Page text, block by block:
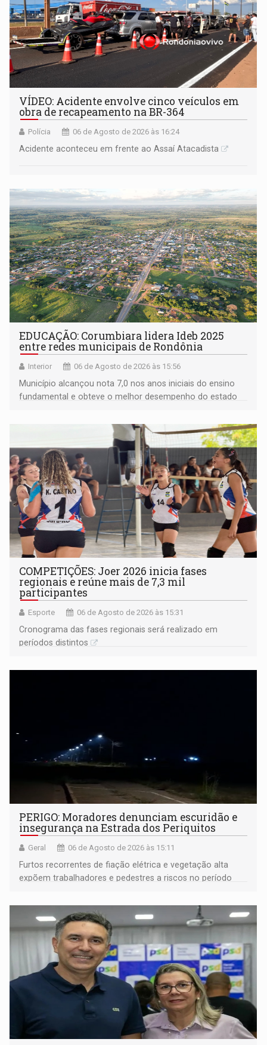
VÍDEO: Acidente envolve cinco veículos em
obra de recapeamento na BR-364
Polícia 06 de Agosto de 2026 às 16:24
Acidente aconteceu em frente ao Assaí Atacadista
EDUCAÇÃO: Corumbiara lidera Ideb 2025
entre redes municipais de Rondônia
Interior 06 de Agosto de 2026 às 15:56
Município alcançou nota 7,0 nos anos iniciais do ensino
fundamental e obteve o melhor desempenho do estado
COMPETIÇÕES: Joer 2026 inicia fases
regionais e reúne mais de 7,3 mil
participantes
Esporte 06 de Agosto de 2026 às 15:31
Cronograma das fases regionais será realizado em
períodos distintos
PERIGO: Moradores denunciam escuridão e
insegurança na Estrada dos Periquitos
Geral 06 de Agosto de 2026 às 15:11
Furtos recorrentes de fiação elétrica e vegetação alta
expõem trabalhadores e pedestres a riscos no período